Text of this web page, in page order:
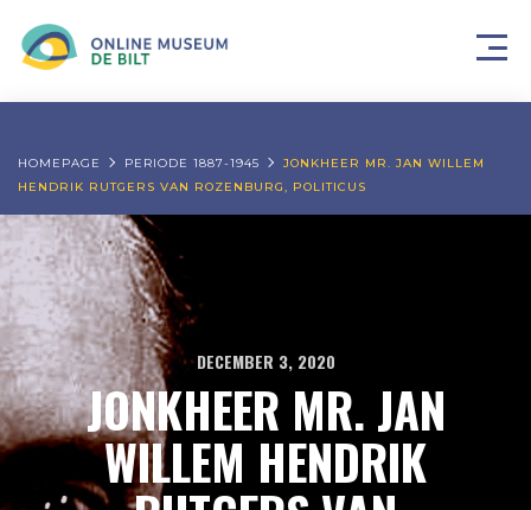
HOMEPAGE PERIODE 1887-1945
JONKHEER MR. JAN WILLEM
HENDRIK RUTGERS VAN ROZENBURG, POLITICUS
DECEMBER 3, 2020
JONKHEER MR. JAN
WILLEM HENDRIK